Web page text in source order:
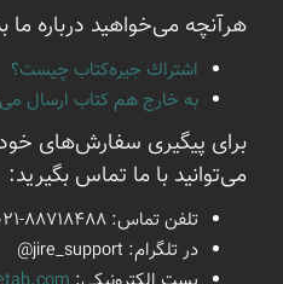
هرآنچه می‌خواهید درباره ما
اشتراك جيره‌كتاب چيست؟
به خارج هم كتاب ارسال
برای پیگیری سفارش‌های
می‌توانید با ما تماس بگیرید:
تلفن تماس: 88718488
در تلگرام: @jire_support